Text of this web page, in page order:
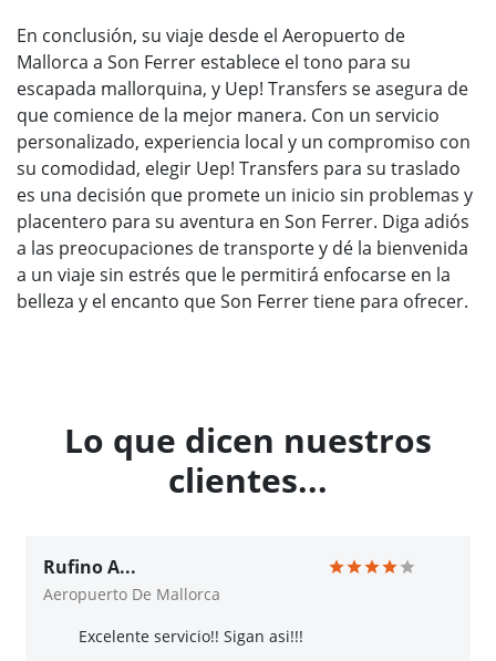
En conclusión, su viaje desde el Aeropuerto de
Mallorca a Son Ferrer establece el tono para su
escapada mallorquina, y Uep! Transfers se asegura de
que comience de la mejor manera. Con un servicio
personalizado, experiencia local y un compromiso con
su comodidad, elegir Uep! Transfers para su traslado
es una decisión que promete un inicio sin problemas y
placentero para su aventura en Son Ferrer. Diga adiós
a las preocupaciones de transporte y dé la bienvenida
a un viaje sin estrés que le permitirá enfocarse en la
belleza y el encanto que Son Ferrer tiene para ofrecer.
Lo que dicen nuestros
clientes...
Rufino A...
Aeropuerto De Mallorca
Excelente servicio!! Sigan asi!!!